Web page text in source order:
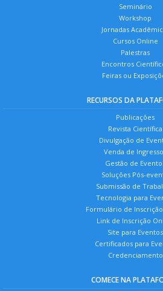
Seminário
Workshop
Jornadas
Cursos Online
Palestras
Encontros
Feiras ou
RECURSOS DA
Publicações
Revista Científica
Divulgação de
Venda de
Gestão de
Soluções Pós-
Submissão de
Tecnologia para
Formulário de
Link de Inscrição
Site para Eventos
Certificados para
Credenciamento
COMECE NA